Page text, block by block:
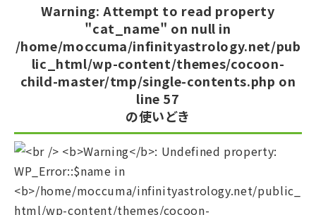
Warning: Attempt to read property
"cat_name" on null in
/home/moccuma/infinityastrology.net/pub
lic_html/wp-content/themes/cocoon-
child-master/tmp/single-contents.php on
line 57
の使いどき